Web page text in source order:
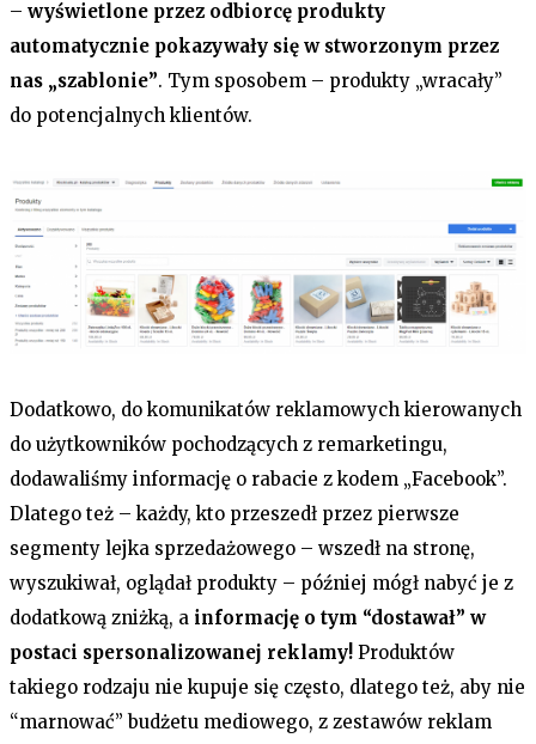
– wyświetlone przez odbiorcę produkty
automatycznie pokazywały się w stworzonym przez
nas „szablonie”. Tym sposobem – produkty „wracały”
do potencjalnych klientów.
Dodatkowo, do komunikatów reklamowych kierowanych
do użytkowników pochodzących z remarketingu,
dodawaliśmy informację o rabacie z kodem „Facebook”.
Dlatego też – każdy, kto przeszedł przez pierwsze
segmenty lejka sprzedażowego – wszedł na stronę,
wyszukiwał, oglądał produkty – później mógł nabyć je z
dodatkową zniżką, a informację o tym “dostawał” w
postaci spersonalizowanej reklamy! Produktów
takiego rodzaju nie kupuje się często, dlatego też, aby nie
“marnować” budżetu mediowego, z zestawów reklam